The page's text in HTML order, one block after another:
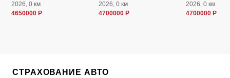
2026, 0 км
4650000 Р
2026, 0 км
4700000 Р
2026, 0 км
4700000 Р
СТРАХОВАНИЕ АВТО